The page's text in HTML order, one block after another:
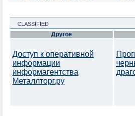
CLASSIFIED
Другое
Доступ к оперативной
информации
информагентства
Металлторг.ру